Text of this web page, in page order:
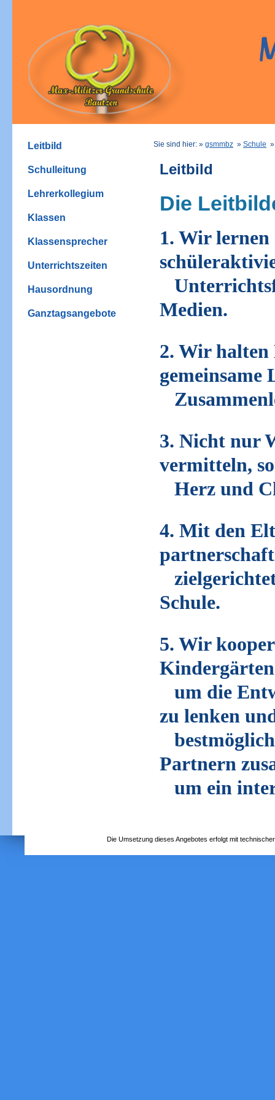
Leitbild
Schulleitung
Lehrerkollegium
Klassen
Klassensprecher
Unterrichtszeiten
Hausordnung
Ganztagsangebote
Sie sind hier: » gsmmbz » Schule
Leitbild
Die
1. Wir lernen
Medien.
2. Wir halten
gemeinsame
3. Nicht nur
vermitteln,
Herz und
4. Mit den
Schule.
5. Wir
um die
zu lenken
Partnern
um ein
Die Umsetzung dieses Angebotes erfolgt mit